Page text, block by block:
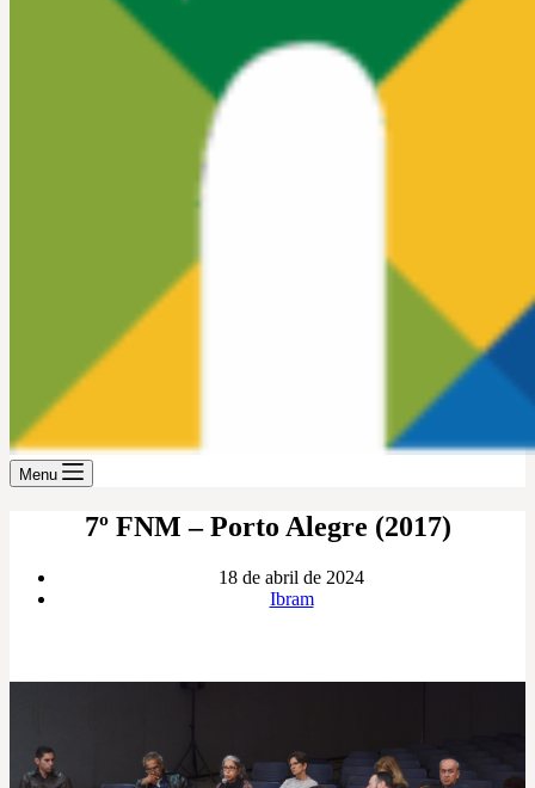
Menu
7º FNM – Porto Alegre (2017)
18 de abril de 2024
Ibram